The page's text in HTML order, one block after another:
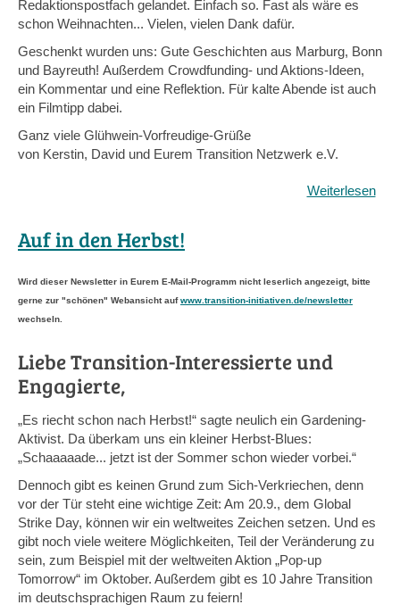
Redaktionspostfach gelandet. Einfach so. Fast als wäre es
schon Weihnachten... Vielen, vielen Dank dafür.
Geschenkt wurden uns: Gute Geschichten aus Marburg, Bonn
und Bayreuth! Außerdem Crowdfunding- und Aktions-Ideen,
ein Kommentar und eine Reflektion. Für kalte Abende ist auch
ein Filmtipp dabei.
Ganz viele Glühwein-Vorfreudige-Grüße
von Kerstin, David und Eurem Transition Netzwerk e.V.
Weiterlesen
Auf in den Herbst!
Wird dieser Newsletter in Eurem E-Mail-Programm nicht leserlich angezeigt, bitte
gerne zur "schönen" Webansicht aufwww.transition-initiativen.de/newsletter
wechseln.
Liebe Transition-Interessierte und
Engagierte,
„Es riecht schon nach Herbst!“ sagte neulich ein Gardening-
Aktivist. Da überkam uns ein kleiner Herbst-Blues:
„Schaaaaade... jetzt ist der Sommer schon wieder vorbei.“
Dennoch gibt es keinen Grund zum Sich-Verkriechen, denn
vor der Tür steht eine wichtige Zeit: Am 20.9., dem Global
Strike Day, können wir ein weltweites Zeichen setzen. Und es
gibt noch viele weitere Möglichkeiten, Teil der Veränderung zu
sein, zum Beispiel mit der weltweiten Aktion „Pop-up
Tomorrow“ im Oktober. Außerdem gibt es 10 Jahre Transition
im deutschsprachigen Raum zu feiern!